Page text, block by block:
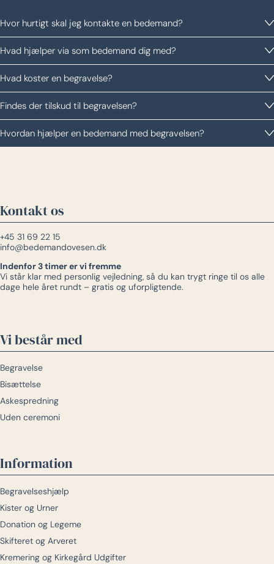
Hvor hurtigt skal jeg kontakte en bedemand?
Hvad hjælper via som bedemand dig med?
Hvad koster en begravelse?
Findes der tilskud til begravelsen?
Hvordan hjælper en bedemand med begravelsen?
Kontakt os
+45 31 69 22 15
info@bedemandovesen.dk
Indenfor 3 timer er vi fremme
Vi står klar med personlig vejledning, så du kan trygt ringe til os alle
dage hele året rundt – gratis og uforpligtende.
Vi består med
Begravelse
Bisættelse
Askespredning
Uden ceremoni
Information
Begravelseshjælp
Kister og Urner
Donation og Legeme
Skifteret og Arveret
Kremering og Kirkegård Udgifter